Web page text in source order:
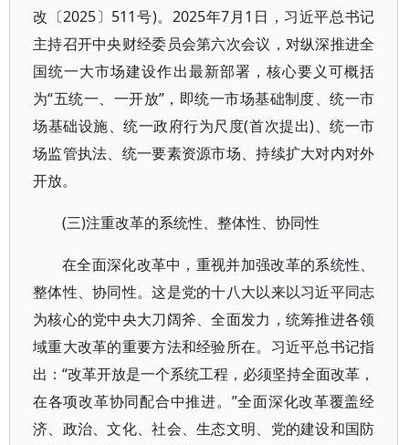
改〔2025〕511号)。2025年7月1日，习近平总书记
主持召开中央财经委员会第六次会议，对纵深推进全
国统一大市场建设作出最新部署，核心要义可概括
为“五统一、一开放”，即统一市场基础制度、统一市
场基础设施、统一政府行为尺度(首次提出)、统一市
场监管执法、统一要素资源市场、持续扩大对内对外
开放。
(三)注重改革的系统性、整体性、协同性
在全面深化改革中，重视并加强改革的系统性、
整体性、协同性。这是党的十八大以来以习近平同志
为核心的党中央大刀阔斧、全面发力，统筹推进各领
域重大改革的重要方法和经验所在。习近平总书记指
出：“改革开放是一个系统工程，必须坚持全面改革，
在各项改革协同配合中推进。”全面深化改革覆盖经
济、政治、文化、社会、生态文明、党的建设和国防